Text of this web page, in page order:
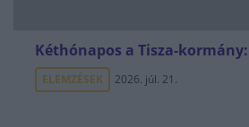
Kéthónapos a Tisza-
ELEMZÉSEK 2026. júl. 21.